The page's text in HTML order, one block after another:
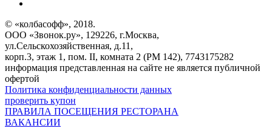
© «колбасофф», 2018.
ООО «Звонок.ру», 129226, г.Москва,
ул.Сельскохозяйственная, д.11,
корп.3, этаж 1, пом. II, комната 2 (РМ 142), 7743175282
информация представленная на сайте не является публичной
офертой
Политика конфиденциальности данных
проверить купон
ПРАВИЛА ПОСЕЩЕНИЯ РЕСТОРАНА
ВАКАНСИИ